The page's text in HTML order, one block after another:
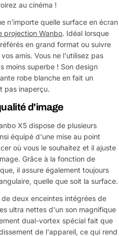
au cinéma !
n'importe quelle surface en écran
projection Wanbo. Idéal lorsque
en grand format ou suivre
amis. Vous ne l'utilisez pas
moins superbe ! Son design
robe blanche en fait un
pas inaperçu.
d'image
X5 dispose de plusieurs
équipé d'une mise au point
où vous le souhaitez et il ajuste
Grâce à la fonction de
il assure également toujours
quelle que soit la surface.
deux enceintes intégrées de
ultra nettes d'un son magnifique
dual-vortex spécial fait que
de l'appareil, ce qui rend